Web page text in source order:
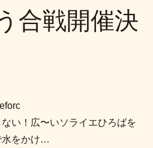
合戦開催決
い！広〜いソライエひろばを
水をかけ…